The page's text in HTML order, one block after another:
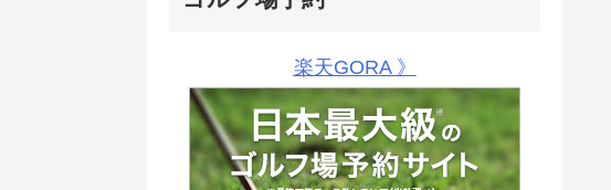
楽天GORA 》